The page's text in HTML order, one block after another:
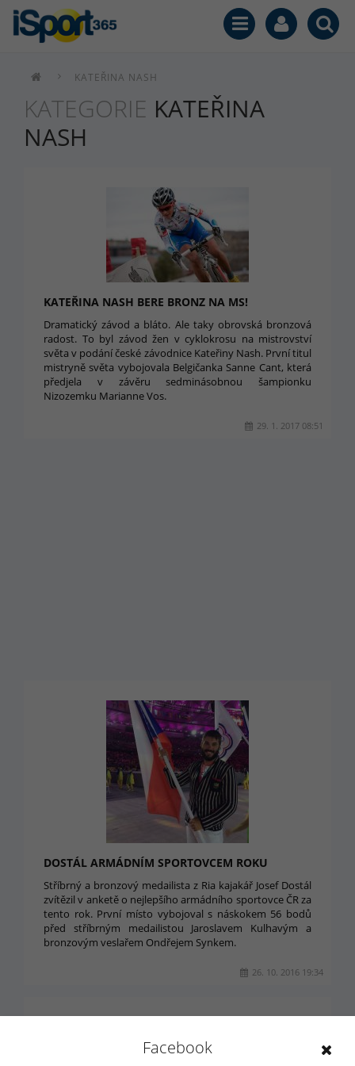
KATEŘINA NASH
KATEGORIE KATEŘINA
NASH
KATEŘINA NASH BERE BRONZ NA MS!
Dramatický závod a bláto. Ale taky obrovská bronzová
radost. To byl závod žen v cyklokrosu na mistrovství
světa v podání české závodnice Kateřiny Nash. První titul
mistryně světa vybojovala Belgičanka Sanne Cant, která
předjela v závěru sedminásobnou šampionku
Nizozemku Marianne Vos.
29. 1. 2017 08:51
DOSTÁL ARMÁDNÍM SPORTOVCEM ROKU
Stříbrný a bronzový medailista z Ria kajakář Josef Dostál
zvítězil v anketě o nejlepšího armádního sportovce ČR za
tento rok. První místo vybojoval s náskokem 56 bodů
před stříbrným medailistou Jaroslavem Kulhavým a
bronzovým veslařem Ondřejem Synkem.
26. 10. 2016 19:34
Facebook